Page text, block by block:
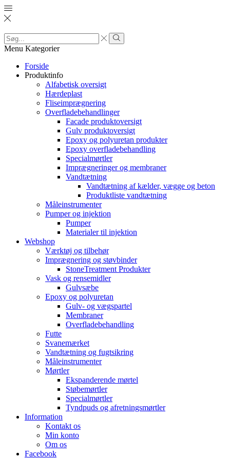
Search
input
Search
Menu Kategorier
Forside
Produktinfo
Alfabetisk oversigt
Hærdeplast
Fliseimprægnering
Overfladebehandlinger
Facade produktoversigt
Gulv produktoversigt
Epoxy og polyuretan produkter
Epoxy overfladebehandling
Specialmørtler
Imprægneringer og membraner
Vandtætning
Vandtætning af kælder, vægge og beton
Produktliste vandtætning
Måleinstrumenter
Pumper og injektion
Pumper
Materialer til injektion
Webshop
Værktøj og tilbehør
Imprægnering og støvbinder
StoneTreatment Produkter
Vask og rensemidler
Gulvsæbe
Epoxy og polyuretan
Gulv- og vægspartel
Membraner
Overfladebehandling
Futte
Svanemærket
Vandtætning og fugtsikring
Måleinstrumenter
Mørtler
Ekspanderende mørtel
Støbemørtler
Specialmørtler
Tyndpuds og afretningsmørtler
Information
Kontakt os
Min konto
Om os
Facebook